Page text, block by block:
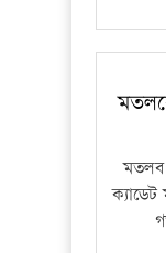
মতলব